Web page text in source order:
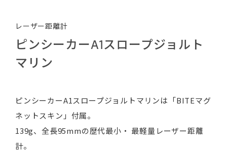
レーザー距離計
ピンシーカーA1スロープジョルト
マリン
ピンシーカーA1スロープジョルトマリンは「BITEマグ
ネットスキン」付属。
139g、全長95mmの歴代最小・ 最軽量レーザー距離
計。